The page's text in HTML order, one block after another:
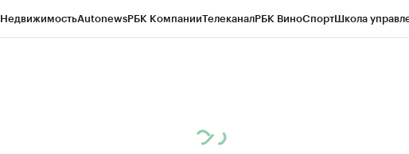
НедвижимостьAutonewsРБК КомпанииТелеканалРБК ВиноСпортШкола